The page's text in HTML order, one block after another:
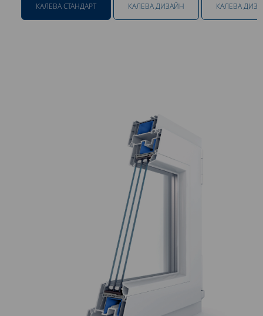
КАЛЕВА СТАНДАРТ КАЛЕВА ДИЗАЙН КАЛЕВА